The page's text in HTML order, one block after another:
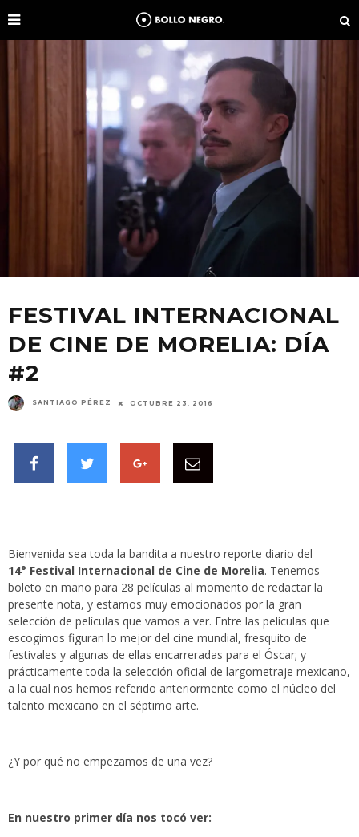
FESTIVAL INTERNACIONAL
DE CINE DE MORELIA: DÍA
#2
SANTIAGO PÉREZ OCTUBRE 23, 2016
Bienvenida sea toda la bandita a nuestro reporte diario del
14° Festival Internacional de Cine de Morelia. Tenemos
boleto en mano para 28 películas al momento de redactar la
presente nota, y estamos muy emocionados por la gran
selección de películas que vamos a ver. Entre las películas que
escogimos figuran lo mejor del cine mundial, fresquito de
festivales y algunas de ellas encarreradas para el Óscar; y
prácticamente toda la selección oficial de largometraje mexicano,
a la cual nos hemos referido anteriormente como el núcleo del
talento mexicano en el séptimo arte.
¿Y por qué no empezamos de una vez?
En nuestro primer día nos tocó ver: